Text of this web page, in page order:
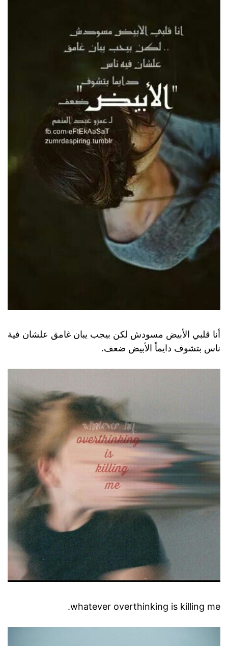
أنا قلبي الأبيض مسودش لكن بيجب يبان غامق علشان فية
ناس بتشوف دايماً الأبيض ضعف.
whatever overthinking is killing me.